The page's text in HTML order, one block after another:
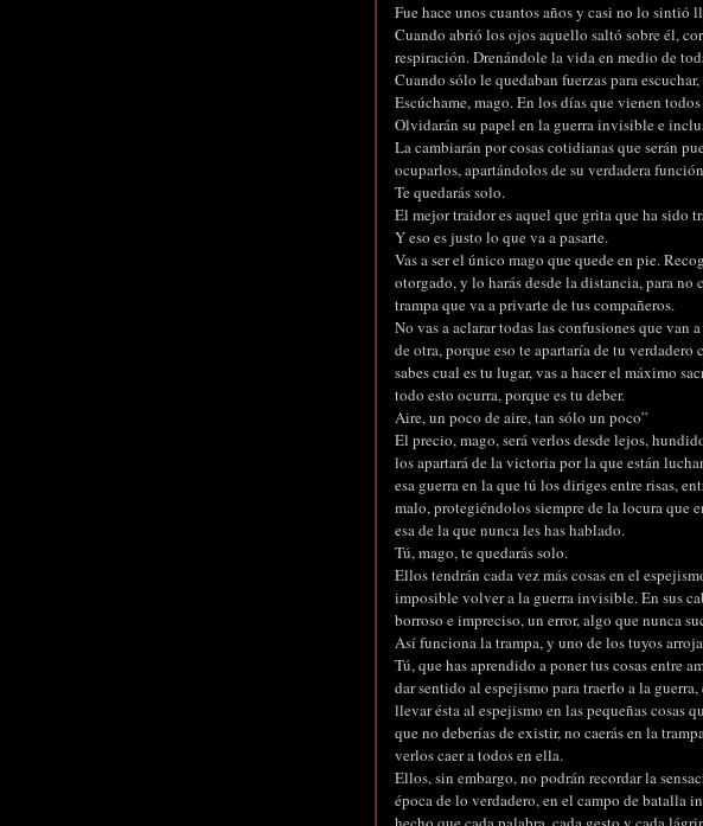
Fue hace unos cuantos años y casi no lo sintió
Cuando abrió los ojos aquello saltó sobre él,
respiración. Drenándole la vida en medio de
Cuando sólo le quedaban fuerzas para
Escúchame, mago. En los días que vienen
Olvidarán su papel en la guerra invisible e
La cambiarán por cosas cotidianas que serán
ocuparlos, apartándolos de su verdadera
Te quedarás solo.
El mejor traidor es aquel que grita que ha sido
Y eso es justo lo que va a pasarte.
Vas a ser el único mago que quede en pie.
otorgado, y lo harás desde la distancia, para no
trampa que va a privarte de tus compañeros.
No vas a aclarar todas las confusiones que van
de otra, porque eso te apartaría de tu verdadero
sabes cual es tu lugar, vas a hacer el máximo
todo esto ocurra, porque es tu deber.
Aire, un poco de aire, tan sólo un poco”
El precio, mago, será verlos desde lejos,
los apartará de la victoria por la que están
esa guerra en la que tú los diriges entre risas,
malo, protegiéndolos siempre de la locura que
esa de la que nunca les has hablado.
Tú, mago, te quedarás solo.
Ellos tendrán cada vez más cosas en el
imposible volver a la guerra invisible. En sus
borroso e impreciso, un error, algo que nunca
Así funciona la trampa, y uno de los tuyos
Tú, que has aprendido a poner tus cosas entre
dar sentido al espejismo para traerlo a la guerra,
llevar ésta al espejismo en las pequeñas cosas
que no deberías de existir, no caerás en la
verlos caer a todos en ella.
Ellos, sin embargo, no podrán recordar la
época de lo verdadero, en el campo de batalla